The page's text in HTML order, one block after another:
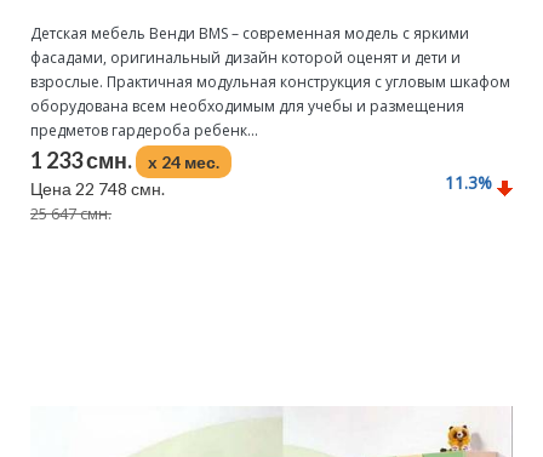
Детская мебель Венди BMS – современная модель с яркими
фасадами, оригинальный дизайн которой оценят и дети и
взрослые. Практичная модульная конструкция с угловым шкафом
оборудована всем необходимым для учебы и размещения
предметов гардероба ребенк...
1 233 смн.
x 24 мес.
Цена 22 748 смн.
25 647 смн.
11.3%